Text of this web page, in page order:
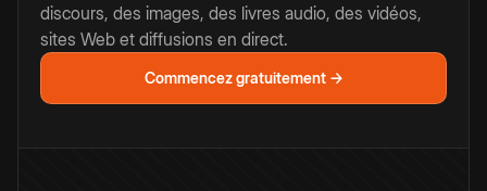
discours, des images, des livres audio, des vidéos,
sites Web et diffusions en direct.
Commencez gratuitement →